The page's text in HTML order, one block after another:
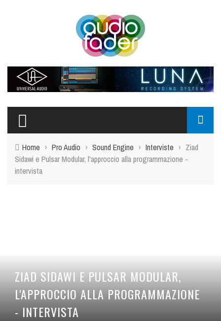
Home › Pro Audio › Sound Engine › Interviste › Ziad
Sidawi e Pulsar Modular, l'approccio alla programmazione -
intervista
ZIAD SIDAWI E PULSAR MODULAR,
L'APPROCCIO ALLA PROGRAMMAZIONE
- INTERVISTA